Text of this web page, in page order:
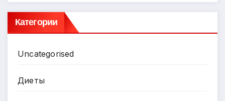
Категории
Uncategorised
Диеты